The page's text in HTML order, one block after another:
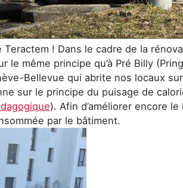
! Dans le cadre de la
le même principe qu’à Pré Billy
Bellevue qui abrite nos locaux
sur le principe du puisage de
). Afin d’améliorer encore
par le bâtiment.